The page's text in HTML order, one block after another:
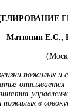
Матюнин Е.С.,
пожилых и
пожилых в